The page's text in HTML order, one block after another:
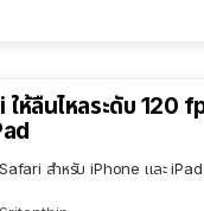
ห้ลื่นไหลระดับ 120
Safari สำหรับ iPhone และ